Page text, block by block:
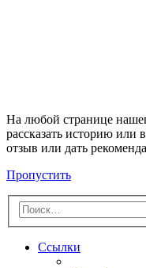
На любой странице
рассказать историю или
отзыв или дать
Пропустить
Ссылки